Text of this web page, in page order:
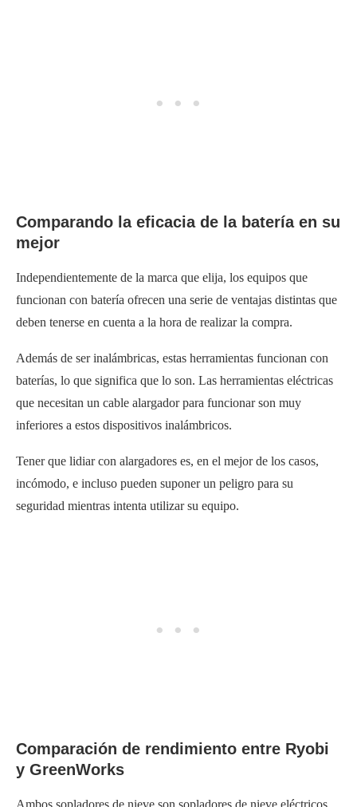
Comparando la eficacia de la batería en su
mejor
Independientemente de la marca que elija, los equipos que
funcionan con batería ofrecen una serie de ventajas distintas que
deben tenerse en cuenta a la hora de realizar la compra.
Además de ser inalámbricas, estas herramientas funcionan con
baterías, lo que significa que lo son. Las herramientas eléctricas
que necesitan un cable alargador para funcionar son muy
inferiores a estos dispositivos inalámbricos.
Tener que lidiar con alargadores es, en el mejor de los casos,
incómodo, e incluso pueden suponer un peligro para su
seguridad mientras intenta utilizar su equipo.
Comparación de rendimiento entre Ryobi
y GreenWorks
Ambos sopladores de nieve son sopladores de nieve eléctricos